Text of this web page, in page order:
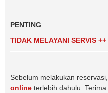
PENTING
TIDAK MELAYANI SERVIS
Sebelum melakukan
online terlebih dahulu. Terima